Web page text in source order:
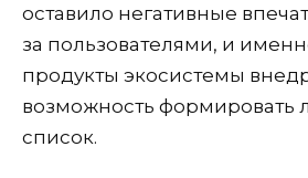
оставило негативные
за пользователями, и
продукты экосистемы
возможность формировать
список.